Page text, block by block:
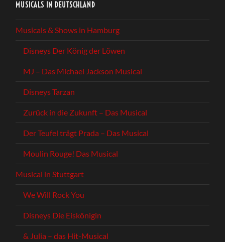
MUSICALS IN DEUTSCHLAND
Musicals & Shows in Hamburg
Disneys Der König der Löwen
MJ – Das Michael Jackson Musical
Disneys Tarzan
Zurück in die Zukunft – Das Musical
Der Teufel trägt Prada – Das Musical
Moulin Rouge! Das Musical
Musical in Stuttgart
We Will Rock You
Disneys Die Eiskönigin
& Julia – das Hit-Musical